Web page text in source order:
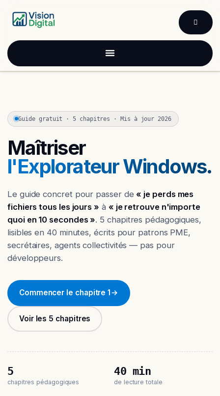
Guide gratuit · 5 chapitres · Mis à jour 2026
Maîtriser
l'Explorateur Windows.
Le guide concret pour passer de « je perds mes
fichiers tous les jours » à « je retrouve n'importe
quoi en 10 secondes ». 5 chapitres pédagogiques,
lisibles en 40 minutes, écrits pour patrons PME,
secrétaires, agents collectivités — pas pour
développeurs.
Commencer le chapitre 1
Voir les 5 chapitres
5
chapitres pédagogiques
40 min
de lecture totale